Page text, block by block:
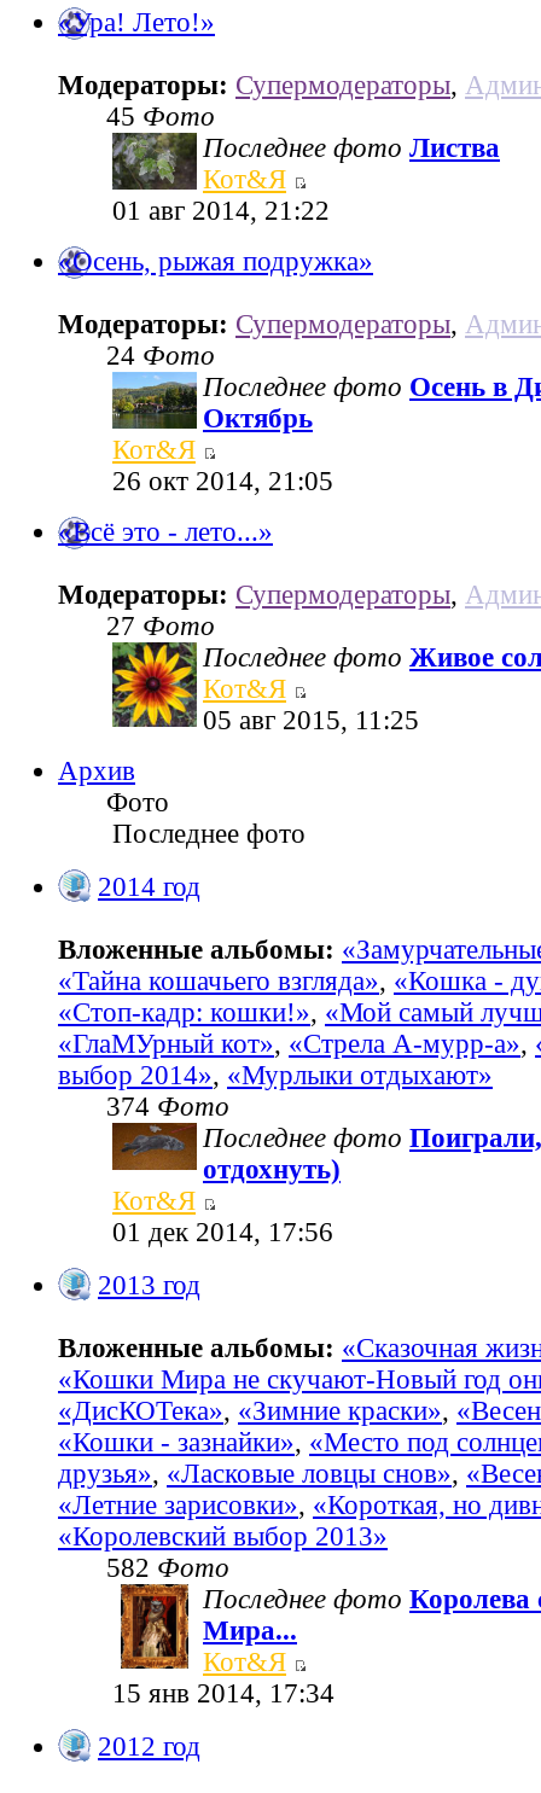
«Ура! Лето!»
Модераторы: Супермодераторы,
45 Фото
Последнее фото Листва
Кот&Я
01 авг 2014, 21:22
«Осень, рыжая подружка»
Модераторы: Супермодераторы,
24 Фото
Последнее фото Осень в
Октябрь
Кот&Я
26 окт 2014, 21:05
«Всё это - лето...»
Модераторы: Супермодераторы,
27 Фото
Последнее фото Живое
Кот&Я
05 авг 2015, 11:25
Архив
Фото
Последнее фото
2014 год
Вложенные альбомы:
«Тайна кошачьего взгляда», «Кошка -
«Стоп-кадр: кошки!», «Мой самый
«ГлаМУрный кот», «Стрела А-мурр-а»,
выбор 2014», «Мурлыки отдыхают»
374 Фото
Последнее фото
отдохнуть)
Кот&Я
01 дек 2014, 17:56
2013 год
Вложенные альбомы: «Сказочная
«Кошки Мира не скучают-Новый год
«ДисКОТека», «Зимние краски»,
«Кошки - зазнайки», «Место под
друзья», «Ласковые ловцы снов»,
«Летние зарисовки», «Короткая, но
«Королевский выбор 2013»
582 Фото
Последнее фото Королева
Мира...
Кот&Я
15 янв 2014, 17:34
2012 год